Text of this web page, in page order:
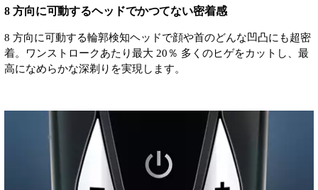
8 方向に可動するヘッドでかつてない密着感
8 方向に可動する輪郭検知ヘッドで顔や首のどんな凹凸にも超密
着。ワンストロークあたり最大 20％ 多くのヒゲをカットし、最
高になめらかな深剃りを実現します。